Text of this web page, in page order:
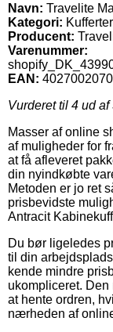
Navn: Travelite
Kategori: Kufferter
Producent:
Varenummer:
EAN:
Vurderet til 4 ud af
Masser af online
af muligheder for
at få afleveret
din nyindkøbte
Metoden er jo ret
prisbevidste
Antracit
Du bør ligeledes
til din
kende mindre
ukompliceret.
at hente ordren,
nærheden af